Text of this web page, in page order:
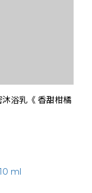
浴乳《 香甜柑橘